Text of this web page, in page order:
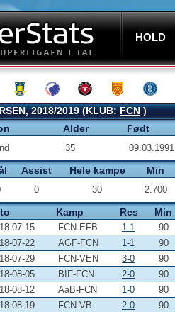
HOLD
2018/2019 (KLUB:FCN)
Alder Født
35 09.03.1991
Assist Hele kampe Min
0 30 2.700
Kamp Res Min
07-15 FCN-EFB 1-1
90
07-22 AGF-FCN 1-1
90
07-29 FCN-VEN 3-0
90
08-05 BIF-FCN 2-0
90
08-12 AaB-FCN 1-0
90
08-19 FCN-VB 2-0
90